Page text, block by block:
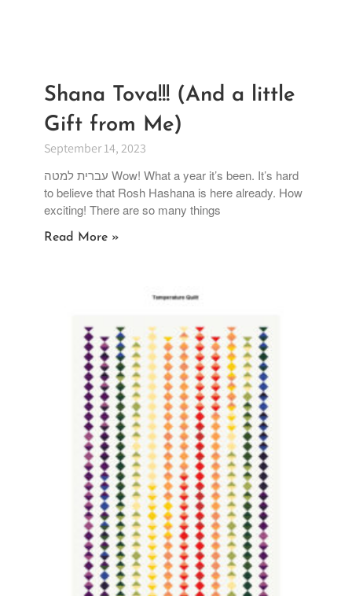
Shana Tova!!! (And a little
Gift from Me)
September 14, 2023
עברית למטה Wow! What a year it’s been. It’s hard
to believe that Rosh Hashana is here already. How
exciting! There are so many things
Read More »